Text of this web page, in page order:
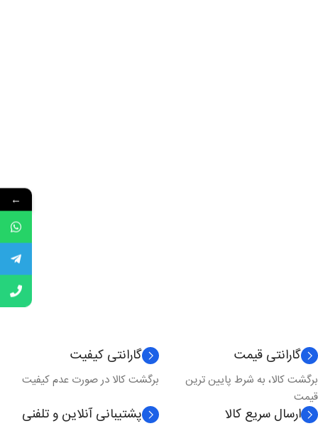
گارانتی قیمت
برگشت کالا، به شرط پایین ترین
قیمت
گارانتی کیفیت
برگشت کالا در صورت عدم کیفیت
ارسال سریع کالا پشتیبانی آنلاین و تلفنی
←